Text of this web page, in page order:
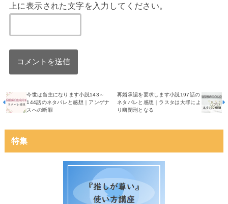
上に表示された文字を入力してください。
今世は当主になります小説143～
144話のネタバレと感想｜アンゲナ
スへの断罪
再婚承認を要求します小説197話の
ネタバレと感想｜ラスタは大罪によ
り幽閉刑となる
特集